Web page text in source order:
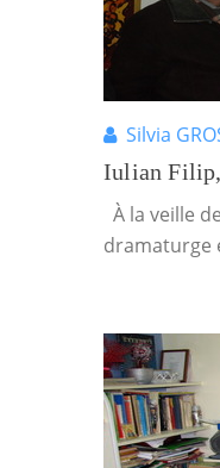
Silvia
Iulian
À la veille
dramaturge